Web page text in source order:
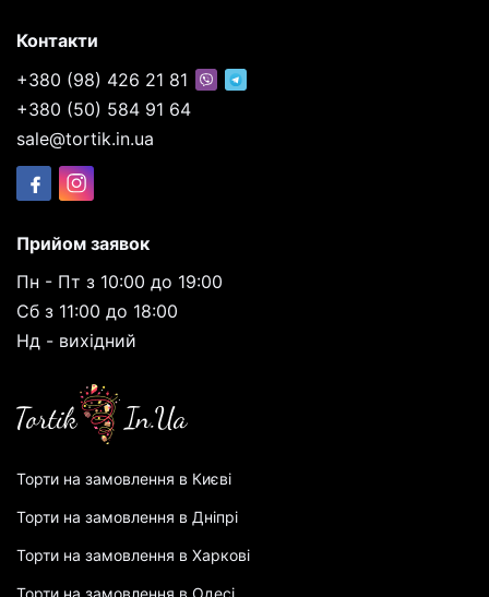
Контакти
+380 (98) 426 21 81
+380 (50) 584 91 64
sale@tortik.in.ua
Прийом заявок
Пн - Пт з 10:00 до 19:00
Сб з 11:00 до 18:00
Нд - вихідний
Торти на замовлення в Києві
Торти на замовлення в Дніпрі
Торти на замовлення в Харкові
Торти на замовлення в Одесі